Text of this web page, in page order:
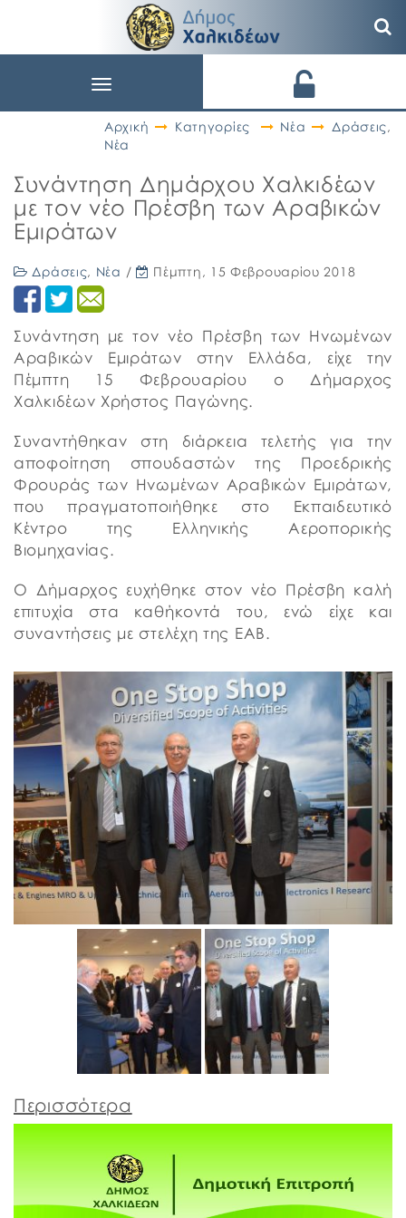
Toggle
Αρχική
Κατηγορίες Νέα Δράσεις,
Νέα
Συνάντηση Δημάρχου Χαλκιδέων
με τον νέο Πρέσβη των Αραβικών
Εμιράτων
Δράσεις, Νέα / Πέμπτη, 15 Φεβρουαρίου 2018
Συνάντηση με τον νέο Πρέσβη των Ηνωμένων
Αραβικών Εμιράτων στην Ελλάδα, είχε την
Πέμπτη 15 Φεβρουαρίου ο Δήμαρχος
Χαλκιδέων Χρήστος Παγώνης.
Συναντήθηκαν στη διάρκεια τελετής για την
αποφοίτηση σπουδαστών της Προεδρικής
Φρουράς των Ηνωμένων Αραβικών Εμιράτων,
που πραγματοποιήθηκε στο Εκπαιδευτικό
Κέντρο της Ελληνικής Αεροπορικής
Βιομηχανίας.
Ο Δήμαρχος ευχήθηκε στον νέο Πρέσβη καλή
επιτυχία στα καθήκοντά του, ενώ είχε και
συναντήσεις με στελέχη της ΕΑΒ.
Περισσότερα